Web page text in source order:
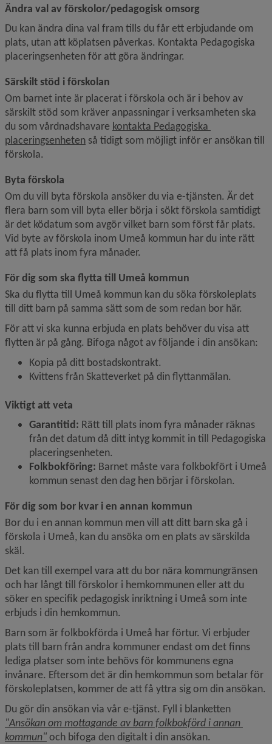
Ändra val av förskolor/pedagogisk omsorg
Du kan ändra dina val fram tills du får ett erbjudande om
plats, utan att köplatsen påverkas. Kontakta Pedagogiska
placeringsenheten för att göra ändringar.
Särskilt stöd i förskolan
Om barnet inte är placerat i förskola och är i behov av
särskilt stöd som kräver anpassningar i verksamheten ska
du som vårdnadshavare kontakta Pedagogiska
placeringsenheten så tidigt som möjligt inför er ansökan till
förskola.
Byta förskola
Om du vill byta förskola ansöker du via e-tjänsten. Är det
flera barn som vill byta eller börja i sökt förskola samtidigt
är det ködatum som avgör vilket barn som först får plats.
Vid byte av förskola inom Umeå kommun har du inte rätt
att få plats inom fyra månader.
För dig som ska flytta till Umeå kommun
Ska du flytta till Umeå kommun kan du söka förskoleplats
till ditt barn på samma sätt som de som redan bor här.
För att vi ska kunna erbjuda en plats behöver du visa att
flytten är på gång. Bifoga något av följande i din ansökan:
Kopia på ditt bostadskontrakt.
Kvittens från Skatteverket på din flyttanmälan.
Viktigt att veta
Garantitid: Rätt till plats inom fyra månader räknas
från det datum då ditt intyg kommit in till Pedagogiska
placeringsenheten.
Folkbokföring: Barnet måste vara folkbokfört i Umeå
kommun senast den dag hen börjar i förskolan.
För dig som bor kvar i en annan kommun
Bor du i en annan kommun men vill att ditt barn ska gå i
förskola i Umeå, kan du ansöka om en plats av särskilda
skäl.
Det kan till exempel vara att du bor nära kommungränsen
och har långt till förskolor i hemkommunen eller att du
söker en specifik pedagogisk inriktning i Umeå som inte
erbjuds i din hemkommun.
Barn som är folkbokförda i Umeå har förtur. Vi erbjuder
plats till barn från andra kommuner endast om det finns
lediga platser som inte behövs för kommunens egna
invånare. Eftersom det är din hemkommun som betalar för
förskoleplatsen, kommer de att få yttra sig om din ansökan.
"Ansökan om mottagande av barn folkbokförd i annan
kommun", 113.2 kB, öppnas i nytt fönster.
och bifoga den digitalt i din ansökan.